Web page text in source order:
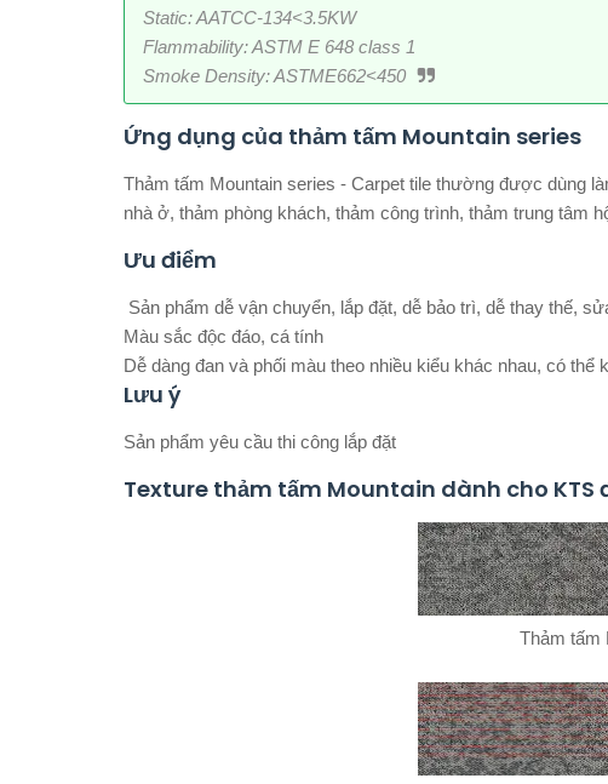
Static: AATCC-134<3.5KW
Flammability: ASTM E 648 class 1
Smoke Density: ASTME662<450
Ứng dụng của thảm tấm Mountain series
Thảm tấm Mountain series - Carpet tile thường được dùng
nhà ở, thảm phòng khách, thảm công trình, thảm trung tâm
Ưu điểm
Sản phẩm dễ vận chuyển, lắp đặt, dễ bảo trì, dễ thay thế,
Màu sắc độc đáo, cá tính
Dễ dàng đan và phối màu theo nhiều kiểu khác nhau, có
Lưu ý
Sản phẩm yêu cầu thi công lắp đặt
Texture thảm tấm Mountain dành cho KTS
Thảm tấm